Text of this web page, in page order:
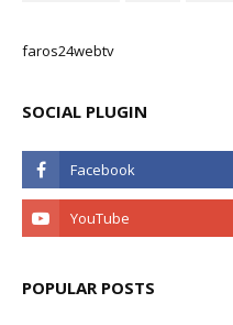
faros24webtv
SOCIAL PLUGIN
POPULAR POSTS